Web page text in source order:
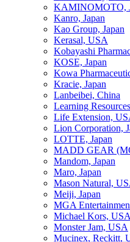
KAMINOMOTO,
Kanro, Japan
Kao Group, Japan
Kerasal, USA
Kobayashi
KOSE, Japan
Kowa
Kracie, Japan
Lanbeibei, China
Learning Resources
Life Extension,
Lion Corporation,
LOTTE, Japan
MADD GEAR
Mandom, Japan
Maro, Japan
Mason Natural,
Meiji, Japan
MGA
Michael Kors, USA
Monster Jam, USA
Mucinex, Reckitt,